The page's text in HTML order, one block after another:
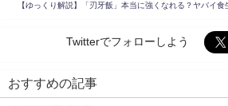
【ゆっくり解説】「刃牙飯」本当に強くなれる？ヤバイ
Twitterでフォローしよう
おすすめの記事